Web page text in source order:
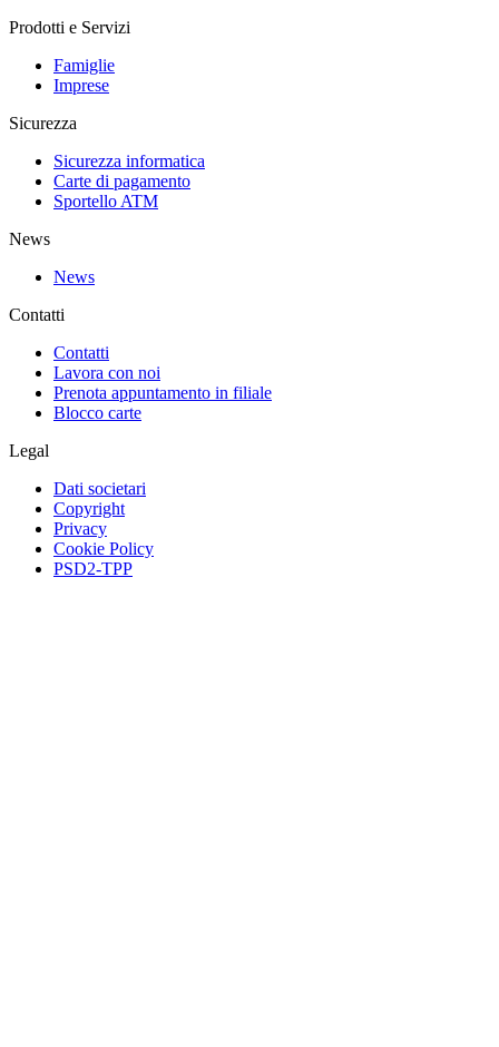
Prodotti e Servizi
Famiglie
Imprese
Sicurezza
Sicurezza informatica
Carte di pagamento
Sportello ATM
News
News
Contatti
Contatti
Lavora con noi
Prenota appuntamento in filiale
Blocco carte
Legal
Dati societari
Copyright
Privacy
Cookie Policy
PSD2-TPP